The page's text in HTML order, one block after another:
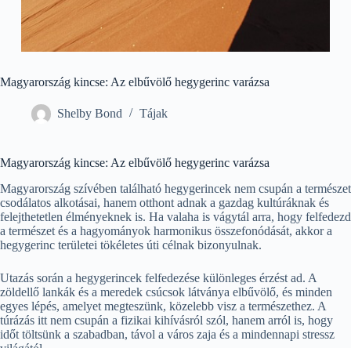
Magyarország kincse: Az elbűvölő hegygerinc varázsa
Shelby Bond Tájak
Magyarország kincse: Az elbűvölő hegygerinc varázsa
Magyarország szívében található hegygerincek nem csupán a természet
csodálatos alkotásai, hanem otthont adnak a gazdag kultúráknak és
felejthetetlen élményeknek is. Ha valaha is vágytál arra, hogy felfedezd
a természet és a hagyományok harmonikus összefonódását, akkor a
hegygerinc területei tökéletes úti célnak bizonyulnak.
Utazás során a hegygerincek felfedezése különleges érzést ad. A
zöldellő lankák és a meredek csúcsok látványa elbűvölő, és minden
egyes lépés, amelyet megteszünk, közelebb visz a természethez. A
túrázás itt nem csupán a fizikai kihívásról szól, hanem arról is, hogy
időt töltsünk a szabadban, távol a város zaja és a mindennapi stressz